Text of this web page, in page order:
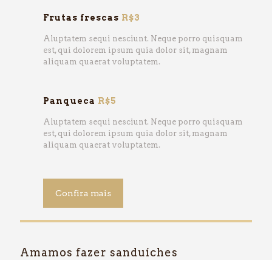
Frutas frescas R$3
Aluptatem sequi nesciunt. Neque porro quisquam
est, qui dolorem ipsum quia dolor sit, magnam
aliquam quaerat voluptatem.
Panqueca R$5
Aluptatem sequi nesciunt. Neque porro quisquam
est, qui dolorem ipsum quia dolor sit, magnam
aliquam quaerat voluptatem.
Confira mais
Amamos fazer sanduíches